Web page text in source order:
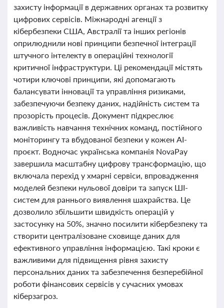
захисту інформації в державних органах та розвитку
цифрових сервісів. Міжнародні агенції з
кібербезпеки США, Австралії та інших регіонів
оприлюднили нові принципи безпечної інтеграції
штучного інтелекту в операційні технології
критичної інфраструктури. Ці рекомендації містять
чотири ключові принципи, які допомагають
балансувати інновації та управління ризиками,
забезпечуючи безпеку даних, надійність систем та
прозорість процесів. Документ підкреслює
важливість навчання технічних команд, постійного
моніторингу та вбудованої безпеки у кожен AI-
проєкт. Водночас українська компанія NovaPay
завершила масштабну цифрову трансформацію, що
включала перехід у хмарні сервіси, впровадження
моделей безпеки нульової довіри та запуск ШІ-
систем для раннього виявлення шахрайства. Це
дозволило збільшити швидкість операцій у
застосунку на 50%, значно посилити кібербезпеку та
створити централізоване сховище даних для
ефективного управління інформацією. Такі кроки є
важливими для підвищення рівня захисту
персональних даних та забезпечення безперебійної
роботи фінансових сервісів у сучасних умовах
кіберзагроз.